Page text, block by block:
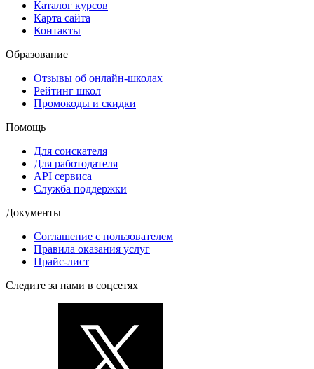
Каталог курсов
Карта сайта
Контакты
Образование
Отзывы об онлайн-школах
Рейтинг школ
Промокоды и скидки
Помощь
Для соискателя
Для работодателя
API сервиса
Служба поддержки
Документы
Соглашение с пользователем
Правила оказания услуг
Прайс-лист
Следите за нами в соцсетях